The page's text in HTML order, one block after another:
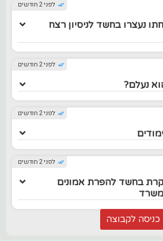
לפני 2 חודשים
משפחתו נעצרו בחשד לניסיון רצח
לפני 2 חודשים
נעלם?
לפני 2 חודשים
לפני 2 חודשים
בחשד להפרת אמונים
כניסה לקבוצה